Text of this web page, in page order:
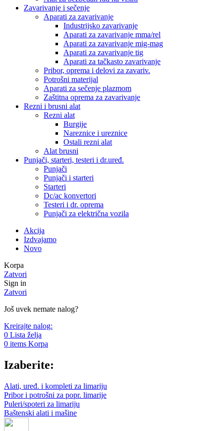
Zavarivanje i sečenje
Aparati za zavarivanje
Industrijsko zavarivanje
Aparati za zavarivanje mma/rel
Aparati za zavarivanje mig-mag
Aparati za zavarivanje tig
Aparati za tačkasto zavarivanje
Pribor, oprema i delovi za zavariv.
Potrošni materijal
Aparati za sečenje plazmom
Zaštitna oprema za zavarivanje
Rezni i brusni alat
Rezni alat
Burgije
Nareznice i ureznice
Ostali rezni alat
Alat brusni
Punjači, starteri, testeri i dr.uređ.
Punjači
Punjači i starteri
Starteri
Dc/ac konvertori
Testeri i dr. oprema
Punjači za električna vozila
Akcija
Izdvajamo
Novo
Korpa
Zatvori
Sign in
Zatvori
Još uvek nemate nalog?
Kreirajte nalog:
0 Lista želja
0 items Korpa
Izaberite:
Alati, uređ. i kompleti za limariju
Pribor i potrošni za popr. limarije
Puleri/spoteri za limariju
Baštenski alati i mašine